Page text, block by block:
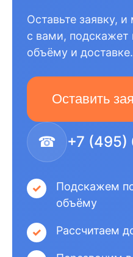
Оставьте заявку,
с вами, подскажет
объёму и доставке.
Оставить
☎ +7
Подскажем
объёму
Рассчитаем